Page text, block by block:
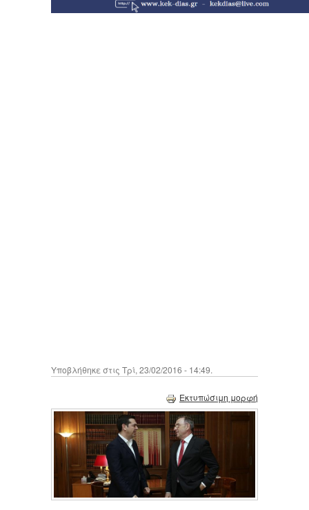
Υποβλήθηκε στις Τρί, 23/02/2016 - 14:49.
Εκτυπώσιμη μορφή